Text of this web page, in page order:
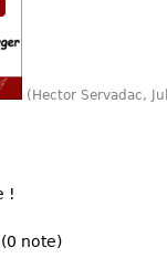
(Hector Servadac,
!
note)